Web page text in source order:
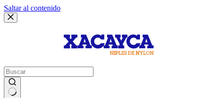
Saltar al contenido